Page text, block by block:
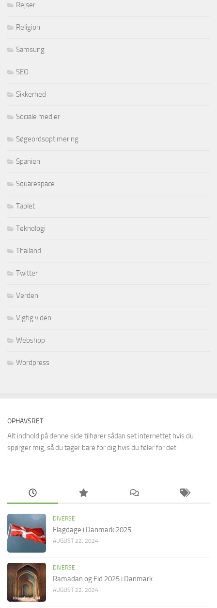
Rejser
Religion
Samsung
SEO
Sikkerhed
Sociale medier
Søgeordsoptimering
Spanien
Squarespace
Tablet
Teknologi
Thailand
Twitter
Verden
Vigtig viden
Webshop
Wordpress
OPHAVSRET
Alt indhold på denne side tilhører sådan set internettet hvis du
spørger mig, så du tager bare for dig hvis du føler for det.
DIVERSE
Flagdage i Danmark 2025
AUGUST 22, 2024
DIVERSE
Ramadan og Eid 2025 i Danmark
AUGUST 22, 2024